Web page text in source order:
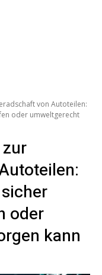
von Autoteilen:
oder umweltgerecht
oder
kann